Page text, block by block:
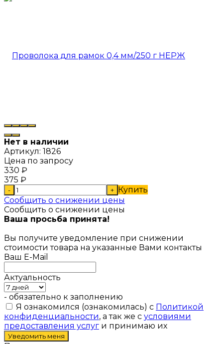
Нет в наличии
Артикул: 1826
Цена по запросу
330 ₽
375 ₽
- + Купить
Сообщить о снижении цены
Сообщить о снижении цены
Ваша просьба принята!
Вы получите уведомление при снижении
стоимости товара на указанные Вами контакты
Ваш E-Mail
Актуальность
- обязательно к заполнению
Я ознакомился (ознакомилась) с Политикой
конфиденциальности, а так же с условиями
предоставления услуг и принимаю их